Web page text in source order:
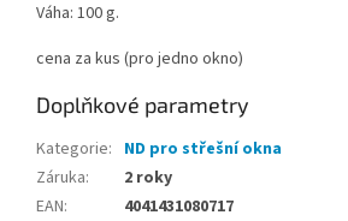
Váha: 100 g.
cena za kus (pro jedno okno)
Doplňkové parametry
Kategorie: ND pro střešní okna
Záruka:
2 roky
EAN: 4041431080717